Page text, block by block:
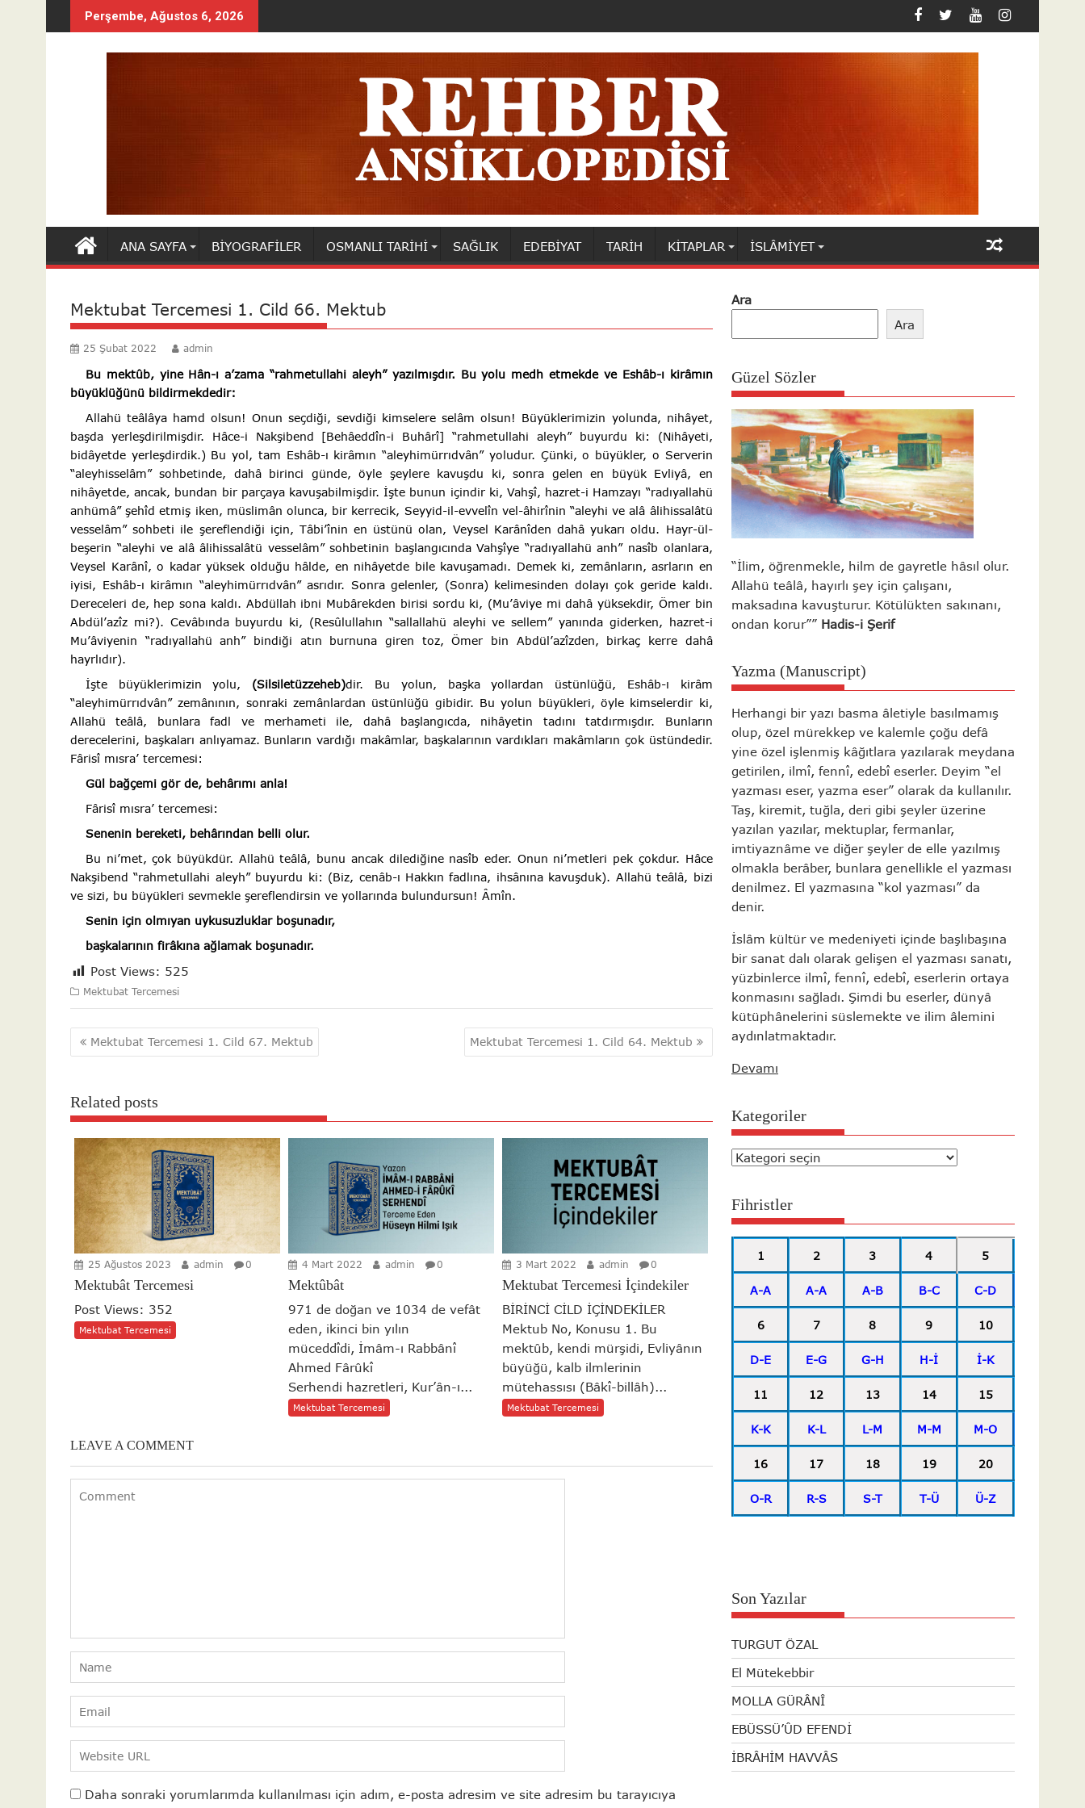
Perşembe, Ağustos 6, 2026
ANA SAYFA BIYOGRAFILER OSMANLI TARIHI SAĞLIK EDEBIYAT TARIH KITAPLAR İSLÂMIYET
Mektubat Tercemesi 1. Cild 66. Mektub
25 Şubat 2022 admin
Bu mektûb, yine Hân-ı a’zama “rahmetullahi aleyh” yazılmışdır. Bu yolu medh etmekde ve Eshâb-ı kirâmın
büyüklüğünü bildirmekdedir:
Allahü teâlâya hamd olsun! Onun seçdiği, sevdiği kimselere selâm olsun! Büyüklerimizin yolunda, nihâyet,
başda yerleşdirilmişdir. Hâce-i Nakşibend [Behâeddîn-i Buhârî] “rahmetullahi aleyh” buyurdu ki: (Nihâyeti,
bidâyetde yerleşdirdik.) Bu yol, tam Eshâb-ı kirâmın “aleyhimürrıdvân” yoludur. Çünki, o büyükler, o Serverin
“aleyhisselâm” sohbetinde, dahâ birinci günde, öyle şeylere kavuşdu ki, sonra gelen en büyük Evliyâ, en
nihâyetde, ancak, bundan bir parçaya kavuşabilmişdir. İşte bunun içindir ki, Vahşî, hazret-i Hamzayı “radıyallahü
anhümâ” şehîd etmiş iken, müslimân olunca, bir kerrecik, Seyyid-il-evvelîn vel-âhirînin “aleyhi ve alâ âlihissalâtü
vesselâm” sohbeti ile şereflendiği için, Tâbi’înin en üstünü olan, Veysel Karânîden dahâ yukarı oldu. Hayr-ül-
beşerin “aleyhi ve alâ âlihissalâtü vesselâm” sohbetinin başlangıcında Vahşîye “radıyallahü anh” nasîb olanlara,
Veysel Karânî, o kadar yüksek olduğu hâlde, en nihâyetde bile kavuşamadı. Demek ki, zemânların, asrların en
iyisi, Eshâb-ı kirâmın “aleyhimürrıdvân” asrıdır. Sonra gelenler, (Sonra) kelimesinden dolayı çok geride kaldı.
Dereceleri de, hep sona kaldı. Abdüllah ibni Mubârekden birisi sordu ki, (Mu’âviye mi dahâ yüksekdir, Ömer bin
Abdül’azîz mi?). Cevâbında buyurdu ki, (Resûlullahın “sallallahü aleyhi ve sellem” yanında giderken, hazret-i
Mu’âviyenin “radıyallahü anh” bindiği atın burnuna giren toz, Ömer bin Abdül’azîzden, birkaç kerre dahâ
hayrlıdır).
İşte büyüklerimizin yolu, (Silsiletüzzeheb)dir. Bu yolun, başka yollardan üstünlüğü, Eshâb-ı kirâm
“aleyhimürrıdvân” zemânının, sonraki zemânlardan üstünlüğü gibidir. Bu yolun büyükleri, öyle kimselerdir ki,
Allahü teâlâ, bunlara fadl ve merhameti ile, dahâ başlangıcda, nihâyetin tadını tatdırmışdır. Bunların
derecelerini, başkaları anlıyamaz. Bunların vardığı makâmlar, başkalarının vardıkları makâmların çok üstündedir.
Fârisî mısra’ tercemesi:
Gül bağçemi gör de, behârımı anla!
Fârisî mısra’ tercemesi:
Senenin bereketi, behârından belli olur.
Bu ni’met, çok büyükdür. Allahü teâlâ, bunu ancak dilediğine nasîb eder. Onun ni’metleri pek çokdur. Hâce
Nakşibend “rahmetullahi aleyh” buyurdu ki: (Biz, cenâb-ı Hakkın fadlına, ihsânına kavuşduk). Allahü teâlâ, bizi
ve sizi, bu büyükleri sevmekle şereflendirsin ve yollarında bulundursun! Âmîn.
Senin için olmıyan uykusuzluklar boşunadır,
başkalarının firâkına ağlamak boşunadır.
Post Views: 525
Mektubat Tercemesi
Yazı
gezinmesi
Mektubat Tercemesi 1. Cild 67. Mektub Mektubat Tercemesi 1. Cild 64. Mektub
Related posts
25 Ağustos 2023 admin 0
Mektubât Tercemesi
Post Views: 352
Mektubat Tercemesi
4 Mart 2022 admin 0
Mektûbât
971 de doğan ve 1034 de vefât
eden, ikinci bin yılın
müceddîdi, İmâm-ı Rabbânî
Ahmed Fârûkî
Serhendi hazretleri, Kur’ân-ı...
Mektubat Tercemesi
3 Mart 2022 admin 0
Mektubat Tercemesi İçindekiler
BİRİNCİ CİLD İÇİNDEKİLER
Mektub No, Konusu 1. Bu
mektûb, kendi mürşidi, Evliyânın
büyüğü, kalb ilmlerinin
mütehassısı (Bâkî-billâh)...
Mektubat Tercemesi
LEAVE A COMMENT
Daha sonraki yorumlarımda kullanılması için adım, e-posta adresim ve site adresim bu tarayıcıya
Ara
Ara
Güzel Sözler
“İlim, öğrenmekle, hilm de gayretle hâsıl olur.
Allahü teâlâ, hayırlı şey için çalışanı,
maksadına kavuşturur. Kötülükten sakınanı,
ondan korur”” Hadis-i Şerif
Yazma (Manuscript)
Herhangi bir yazı basma âletiyle basılmamış
olup, özel mürekkep ve kalemle çoğu defâ
yine özel işlenmiş kâğıtlara yazılarak meydana
getirilen, ilmî, fennî, edebî eserler. Deyim “el
yazması eser, yazma eser” olarak da kullanılır.
Taş, kiremit, tuğla, deri gibi şeyler üzerine
yazılan yazılar, mektuplar, fermanlar,
imtiyaznâme ve diğer şeyler de elle yazılmış
olmakla berâber, bunlara genellikle el yazması
denilmez. El yazmasına “kol yazması” da
denir.
İslâm kültür ve medeniyeti içinde başlıbaşına
bir sanat dalı olarak gelişen el yazması sanatı,
yüzbinlerce ilmî, fennî, edebî, eserlerin ortaya
konmasını sağladı. Şimdi bu eserler, dünyâ
kütüphânelerini süslemekte ve ilim âlemini
aydınlatmaktadır.
Devamı
Kategoriler
Kategoriler
Fihristler
1 2 3 4 5
A-A A-A A-B B-C C-D
6 7 8 9 10
D-E E-G G-H H-İ İ-K
11 12 13 14 15
K-K K-L L-M M-M M-O
16 17 18 19 20
O-R R-S S-T T-Ü Ü-Z
Son Yazılar
TURGUT ÖZAL
El Mütekebbir
MOLLA GÜRÂNÎ
EBÜSSÜ’ÛD EFENDİ
İBRÂHİM HAVVÂS